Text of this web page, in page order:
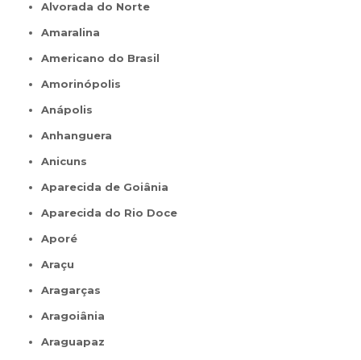
Alvorada do Norte
Amaralina
Americano do Brasil
Amorinópolis
Anápolis
Anhanguera
Anicuns
Aparecida de Goiânia
Aparecida do Rio Doce
Aporé
Araçu
Aragarças
Aragoiânia
Araguapaz